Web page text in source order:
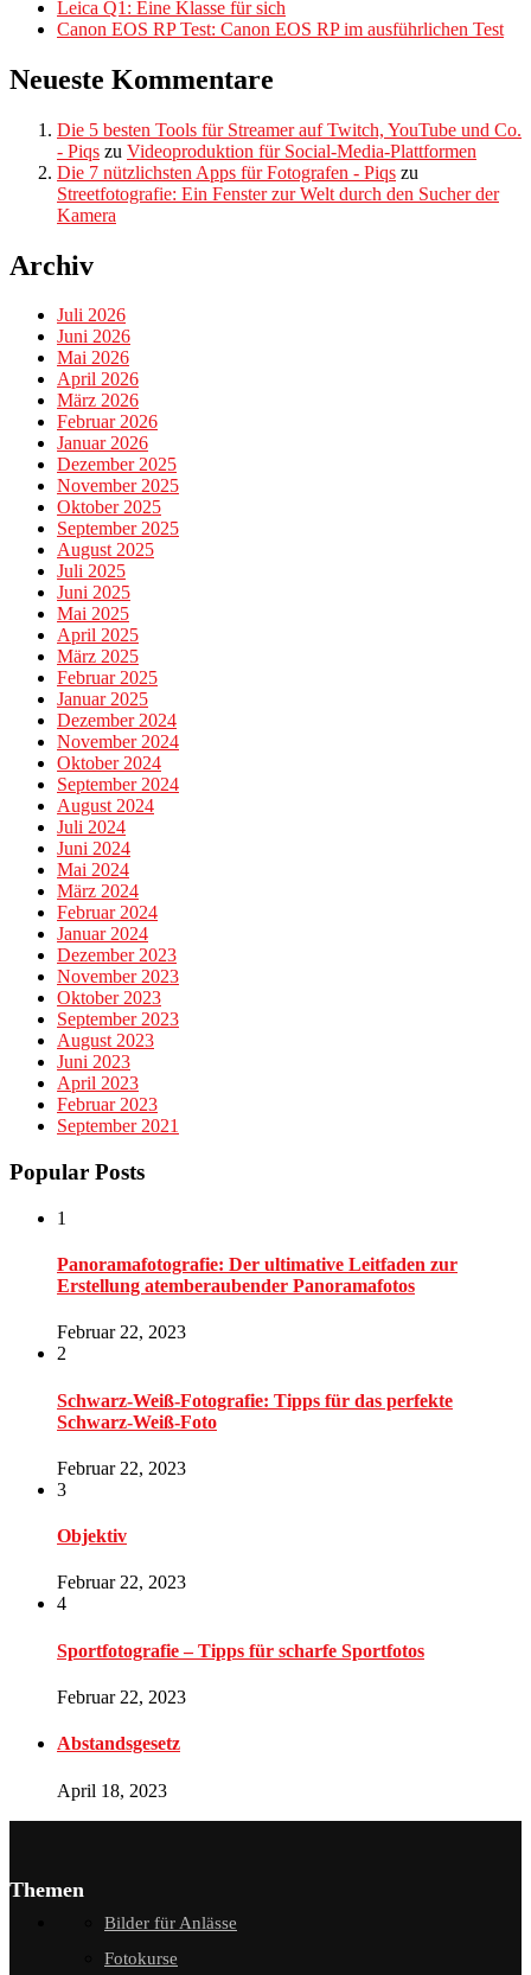
Leica Q1: Eine Klasse für sich
Canon EOS RP Test: Canon EOS RP im ausführlichen Test
Neueste Kommentare
Die 5 besten Tools für Streamer auf Twitch, YouTube und Co.
- Piqs zu Videoproduktion für Social-Media-Plattformen
Die 7 nützlichsten Apps für Fotografen - Piqs zu
Streetfotografie: Ein Fenster zur Welt durch den Sucher der
Kamera
Archiv
Juli 2026
Juni 2026
Mai 2026
April 2026
März 2026
Februar 2026
Januar 2026
Dezember 2025
November 2025
Oktober 2025
September 2025
August 2025
Juli 2025
Juni 2025
Mai 2025
April 2025
März 2025
Februar 2025
Januar 2025
Dezember 2024
November 2024
Oktober 2024
September 2024
August 2024
Juli 2024
Juni 2024
Mai 2024
März 2024
Februar 2024
Januar 2024
Dezember 2023
November 2023
Oktober 2023
September 2023
August 2023
Juni 2023
April 2023
Februar 2023
September 2021
Popular Posts
1
Panoramafotografie: Der ultimative Leitfaden zur
Erstellung atemberaubender Panoramafotos
Februar 22, 2023
2
Schwarz-Weiß-Fotografie: Tipps für das perfekte
Schwarz-Weiß-Foto
Februar 22, 2023
3
Objektiv
Februar 22, 2023
4
Sportfotografie – Tipps für scharfe Sportfotos
Februar 22, 2023
Abstandsgesetz
April 18, 2023
Themen
Bilder für Anlässe
Fotokurse